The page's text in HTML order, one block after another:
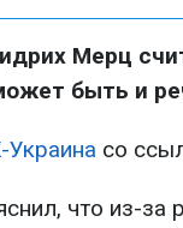
Мерц
быть и
со
что из-за